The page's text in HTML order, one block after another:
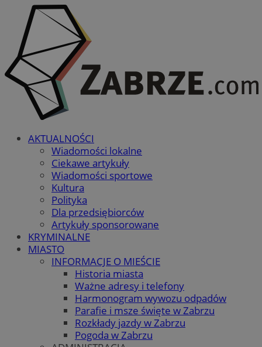
AKTUALNOŚCI
Wiadomości lokalne
Ciekawe artykuły
Wiadomości sportowe
Kultura
Polityka
Dla przedsiębiorców
Artykuły sponsorowane
KRYMINALNE
MIASTO
INFORMACJE O MIEŚCIE
Historia miasta
Ważne adresy i telefony
Harmonogram wywozu odpadów
Parafie i msze święte w Zabrzu
Rozkłady jazdy w Zabrzu
Pogoda w Zabrzu